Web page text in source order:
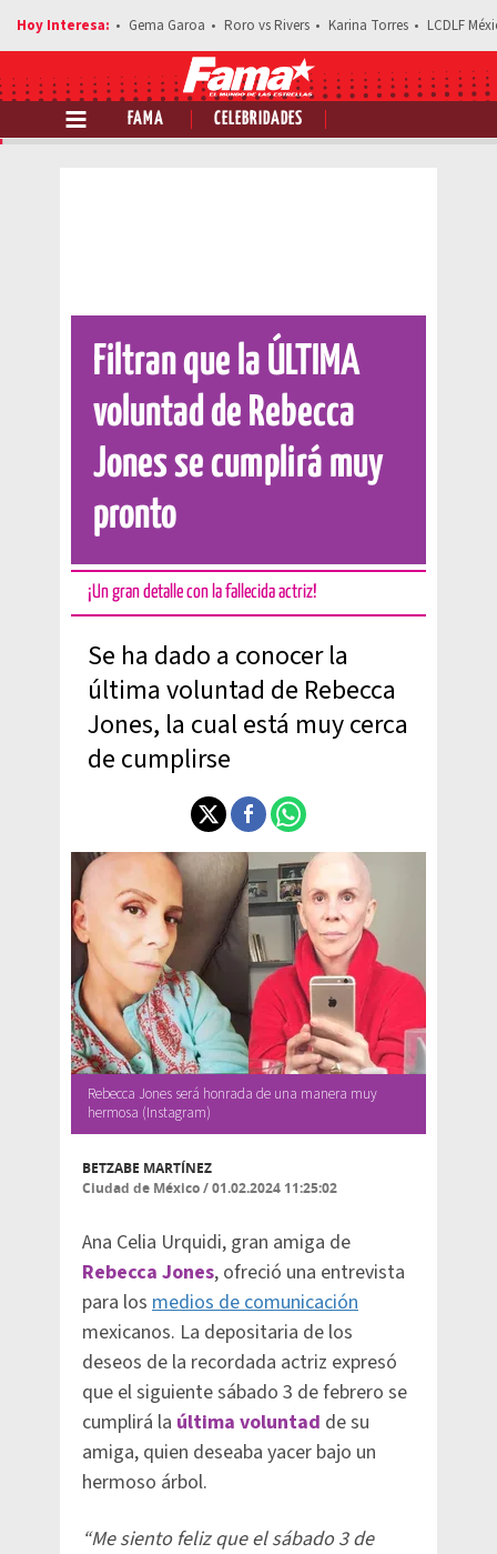
Gema Garoa Roro vs Rivers Karina Torres LCDLF
FAMA CELEBRIDADES
Comparte esta noticia
Filtran que la ÚLTIMA
voluntad de Rebecca
Jones se cumplirá muy
pronto
¡Un gran detalle con la fallecida actriz!
Se ha dado a conocer la
última voluntad de Rebecca
Jones, la cual está muy cerca
de cumplirse
Rebecca Jones será honrada de una manera muy
hermosa (Instagram)
BETZABE MARTÍNEZ
Ciudad de México/01.02.2024 11:25:02
Ana Celia Urquidi, gran amiga de
Rebecca Jones, ofreció una entrevista
para los medios de comunicación
mexicanos. La depositaria de los
deseos de la recordada actriz expresó
que el siguiente sábado 3 de febrero se
cumplirá la última voluntad de su
amiga, quien deseaba yacer bajo un
hermoso árbol.
“Me siento feliz que el sábado 3 de